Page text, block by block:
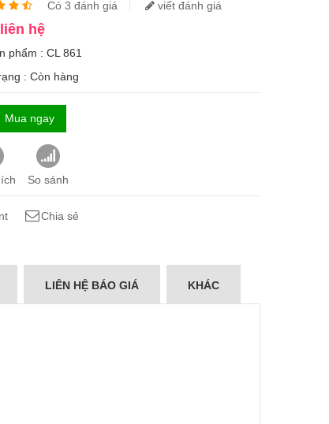
Có 3 đánh giá viết đánh giá
hệ
phẩm : CL 861
: Còn hàng
Mua ngay
So sánh
Chia sẻ
LIÊN HỆ BÁO GIÁ KHÁC